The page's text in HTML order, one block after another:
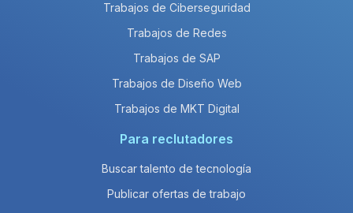
Trabajos de Ciberseguridad
Trabajos de Redes
Trabajos de SAP
Trabajos de Diseño Web
Trabajos de MKT Digital
Para reclutadores
Buscar talento de tecnología
Publicar ofertas de trabajo